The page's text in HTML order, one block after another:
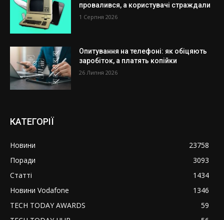
провалився, а користувачі страждали
1 Серпня 2026
Опитування на телефоні: як обіцяють
заробіток, а платять копійки
26 Липня 2026
КАТЕГОРІЇ
Новини
23758
Поради
3093
Статті
1434
Новини Vodafone
1346
TECH TODAY AWARDS
59